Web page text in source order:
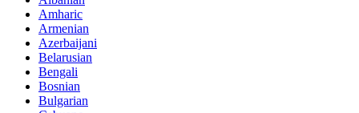
Amharic
Armenian
Azerbaijani
Belarusian
Bengali
Bosnian
Bulgarian